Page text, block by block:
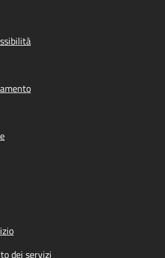
dei servizi